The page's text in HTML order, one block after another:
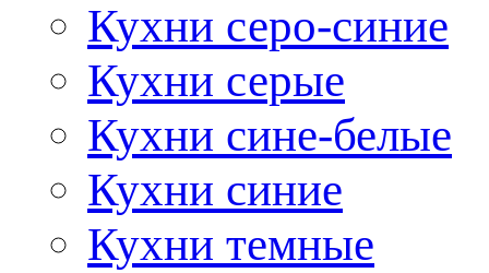
Кухни серо-синие
Кухни серые
Кухни сине-белые
Кухни синие
Кухни темные